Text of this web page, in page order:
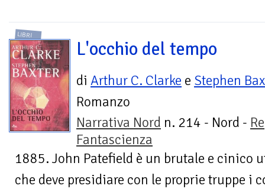
LIBRI
L'occhio del tempo
di Arthur C. Clarke e Stephen
Romanzo
Narrativa Nord n. 214 - Nord -
Fantascienza
1885. John Patefield è un brutale e cinico
che deve presidiare con le proprie truppe i